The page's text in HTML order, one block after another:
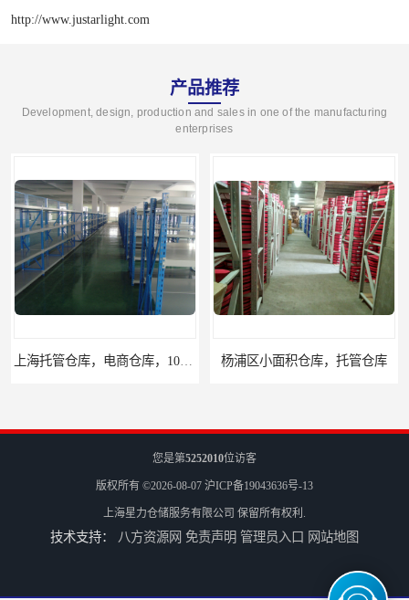
http://www.justarlight.com
产品推荐
Development, design, production and sales in one of the manufacturing
enterprises
杨浦区小面积仓库，托管仓库
宝山区小面积托管仓库，电商仓库
您是第5252010位访客
版权所有 ©2026-08-07 沪ICP备19043636号-13
上海星力仓储服务有限公司 保留所有权利.
技术支持： 八方资源网 免责声明 管理员入口 网站地图